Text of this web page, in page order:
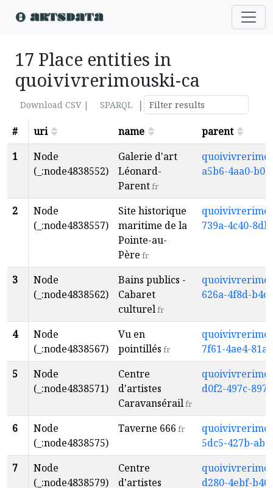
17 Place entities in
quoivivrerimouski-ca
Download CSV | SPARQL
|
#
uri name
parent
1
Node
(_:node4838552)
Galerie d'art
Léonard-
Parentfr
a5b6-4aa0-
2
Node
(_:node4838557)
Site historique
maritime de la
Pointe-au-
Père fr
739a-4c40-
3
Node
(_:node4838562)
Bains publics -
Cabaret
culturelfr
626a-4f8d-
4
Node
(_:node4838567)
Vu en
pointillés fr
7f61-4ae4-
5
Node
(_:node4838571)
Centre
d'artistes
Caravansérailfr
d0f2-497c-
6
Node
(_:node4838575)
Taverne 666 fr
5dc5-427b-
7
Node
(_:node4838579)
Centre
d'artistes
d280-4ebf-